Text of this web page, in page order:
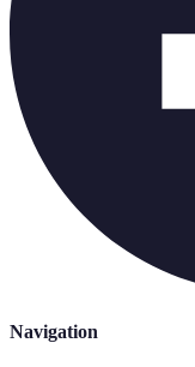
Navigation